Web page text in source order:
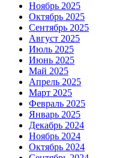
Ноябрь 2025
Октябрь 2025
Сентябрь 2025
Август 2025
Июль 2025
Июнь 2025
Май 2025
Апрель 2025
Март 2025
Февраль 2025
Январь 2025
Декабрь 2024
Ноябрь 2024
Октябрь 2024